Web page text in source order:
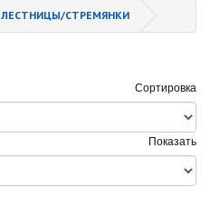
ЛЕСТНИЦЫ/СТРЕМЯНКИ
Сортировка
Показать